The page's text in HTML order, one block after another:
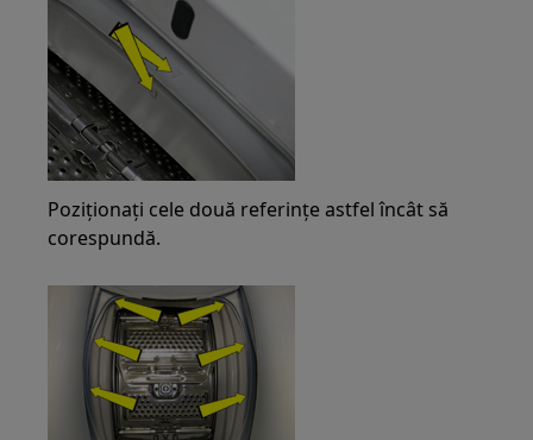
Poziționați cele două referințe astfel încât să
corespundă.